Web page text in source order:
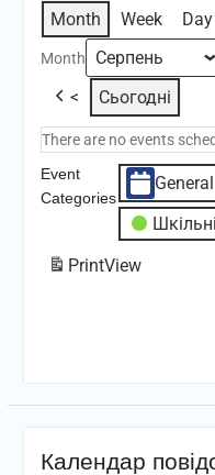
Month Week Day
Month
< Сьогодні
There are no events
Event
Categories
General
PrintView
Календар